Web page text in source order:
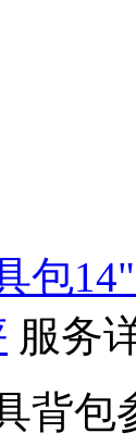
包14"
服务
背包